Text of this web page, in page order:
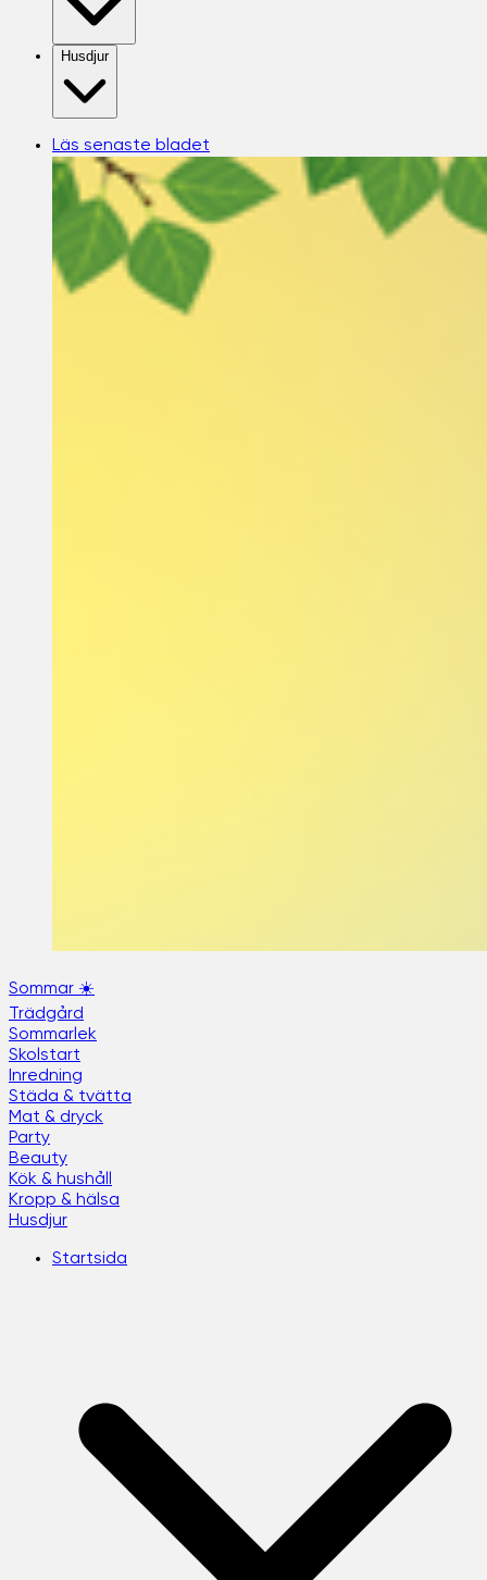
Husdjur
Läs senaste bladet
Sommar ☀️
Trädgård
Sommarlek
Skolstart
Inredning
Städa & tvätta
Mat & dryck
Party
Beauty
Kök & hushåll
Kropp & hälsa
Husdjur
Startsida